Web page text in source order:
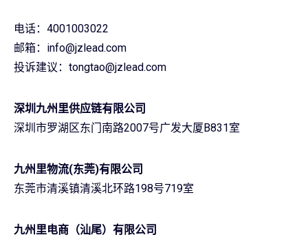
电话：4001003022
邮箱：info@jzlead.com
投诉建议：tongtao@jzlead.com
深圳九州里供应链有限公司
深圳市罗湖区东门南路2007号广发大厦B831室
九州里物流(东莞)有限公司
东莞市清溪镇清溪北环路198号719室
九州里电商（汕尾）有限公司